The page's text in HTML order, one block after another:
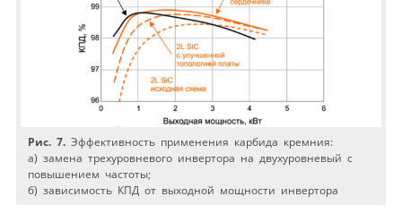
Рис. 7. Эффективность применения карбида кремния:
а) замена трехуровневого инвертора на двухуровневый с
повышением частоты;
б) зависимость КПД от выходной мощности инвертора